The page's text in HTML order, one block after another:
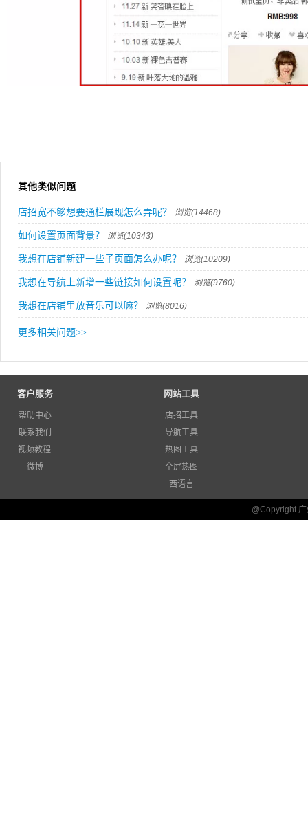
其他类似问题
店招宽不够想要通栏展现怎么弄呢？ 浏览(14468)
如何设置页面背景？ 浏览(10343)
我想在店铺新建一些子页面怎么办呢？ 浏览(10209)
我想在导航上新增一些链接如何设置呢？ 浏览(9760)
我想在店铺里放音乐可以嘛？ 浏览(8016)
更多相关问题>>
客户服务 网站工具
帮助中心
联系我们
店招工具
导航工具
热图工具
全屏热图
西语言
微博
@Copyright
视频教程